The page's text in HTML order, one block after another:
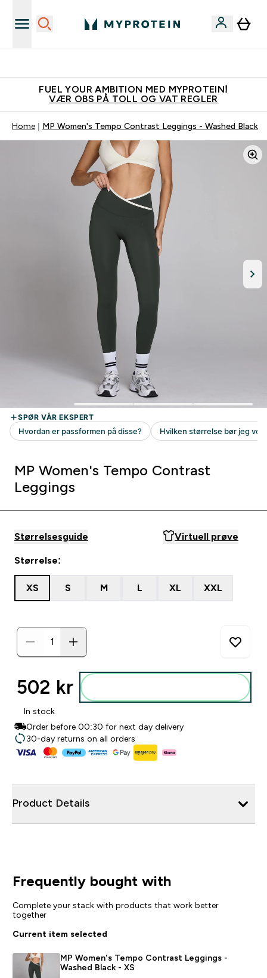
FUEL YOUR AMBITION MED MYPROTEIN!
VÆR OBS PÅ TOLL OG VAT REGLER
Home MP Women's Tempo Contrast Leggings - Washed Black
MP Women's Tempo Contrast
Leggings
Størrelsesguide Virtuell prøve
Størrelse:
XS S M L XL XXL
502 kr‎
In stock
Order before 00:30 for next day delivery
30-day returns on all orders
Product Details
Frequently bought with
Complete your stack with products that work better
together
Current item selected
MP Women's Tempo Contrast Leggings -
Washed Black - XS